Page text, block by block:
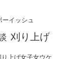
ーイッシュ
刈り上げ
り上げ女子女ウケ